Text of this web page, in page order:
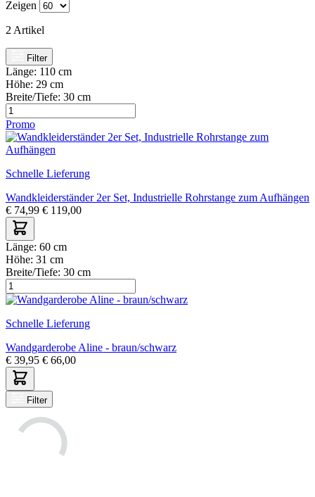
Zeigen
2 Artikel
Filter
Länge: 110 cm
Höhe: 29 cm
Breite/Tiefe: 30 cm
Promo
Schnelle Lieferung
Wandkleiderständer 2er Set, Industrielle Rohrstange zum Aufhängen
€ 74,99 € 119,00
Länge: 60 cm
Höhe: 31 cm
Breite/Tiefe: 30 cm
Schnelle Lieferung
Wandgarderobe Aline - braun/schwarz
€ 39,95 € 66,00
Filter